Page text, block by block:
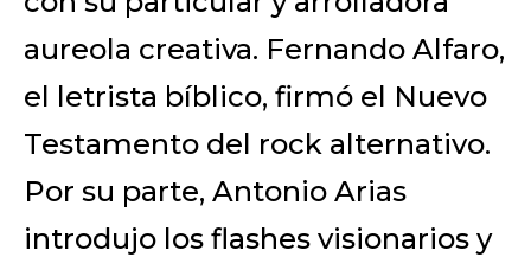
aureola creativa. Fernando Alfaro,
el letrista bíblico, firmó el Nuevo
Testamento del rock alternativo.
Por su parte, Antonio Arias
introdujo los flashes visionarios y